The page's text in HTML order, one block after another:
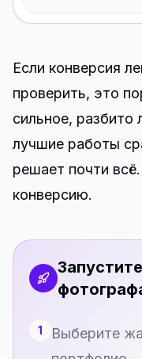
Если конверсия
проверить, это
сильное,
лучшие работы
решает почти
конверсию.
1
Выберите